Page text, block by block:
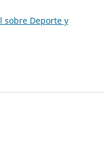
sobre Deporte y